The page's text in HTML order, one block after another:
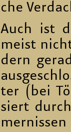
che
Auch ist
meist
dern
ter (bei
siert